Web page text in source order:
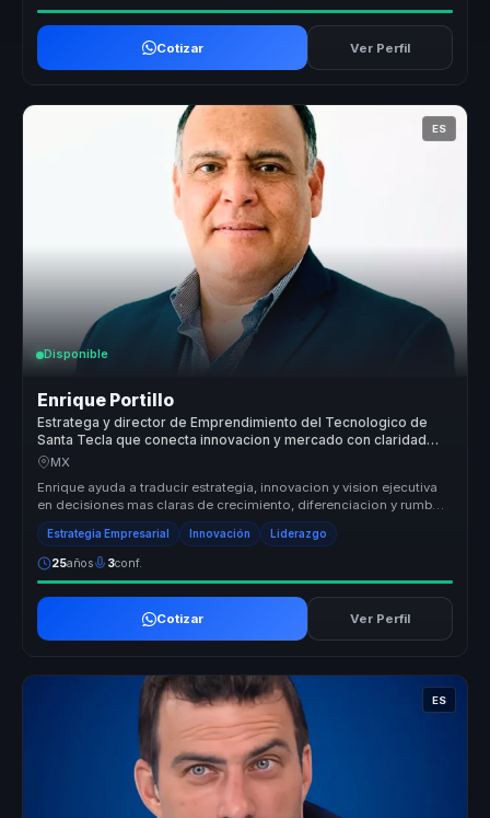
Cotizar Ver Perfil
ES
Disponible
Enrique Portillo
Estratega y director de Emprendimiento del Tecnologico de
Santa Tecla que conecta innovacion y mercado con claridad
para lideres.
MX
Enrique ayuda a traducir estrategia, innovacion y vision ejecutiva
en decisiones mas claras de crecimiento, diferenciacion y rumbo,
para ...
Estrategia Empresarial Innovación Liderazgo
25años 3conf.
Cotizar Ver Perfil
ES